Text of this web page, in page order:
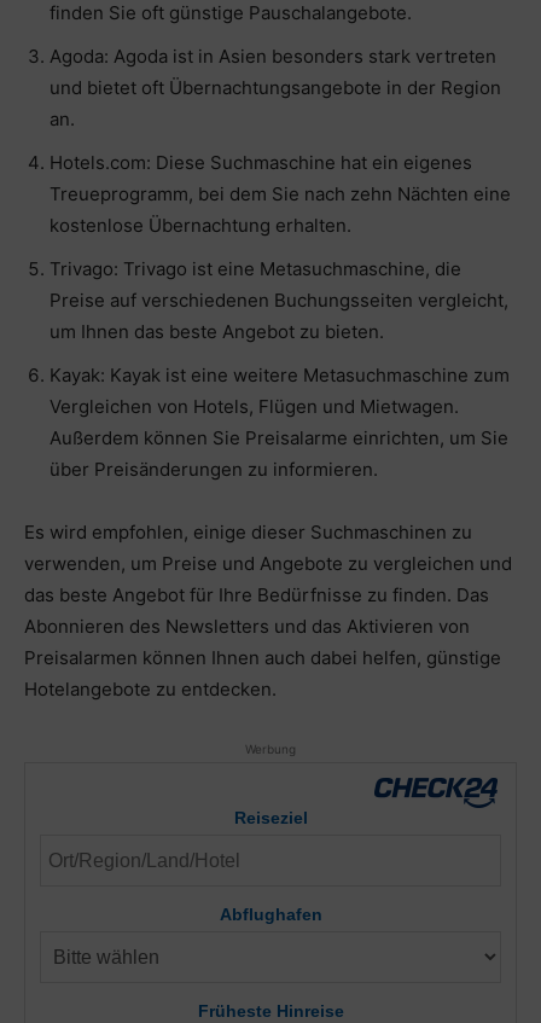
finden Sie oft günstige Pauschalangebote.
Agoda: Agoda ist in Asien besonders stark vertreten
und bietet oft Übernachtungsangebote in der Region
an.
Hotels.com: Diese Suchmaschine hat ein eigenes
Treueprogramm, bei dem Sie nach zehn Nächten eine
kostenlose Übernachtung erhalten.
Trivago: Trivago ist eine Metasuchmaschine, die
Preise auf verschiedenen Buchungsseiten vergleicht,
um Ihnen das beste Angebot zu bieten.
Kayak: Kayak ist eine weitere Metasuchmaschine zum
Vergleichen von Hotels, Flügen und Mietwagen.
Außerdem können Sie Preisalarme einrichten, um Sie
über Preisänderungen zu informieren.
Es wird empfohlen, einige dieser Suchmaschinen zu
verwenden, um Preise und Angebote zu vergleichen und
das beste Angebot für Ihre Bedürfnisse zu finden. Das
Abonnieren des Newsletters und das Aktivieren von
Preisalarmen können Ihnen auch dabei helfen, günstige
Hotelangebote zu entdecken.
Werbung
Reiseziel
Abflughafen
Früheste Hinreise